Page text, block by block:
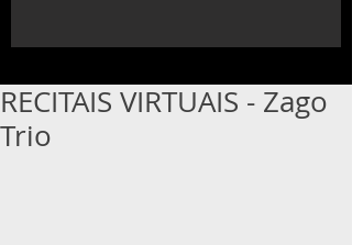
RECITAIS VIRTUAIS - Zago
Trio